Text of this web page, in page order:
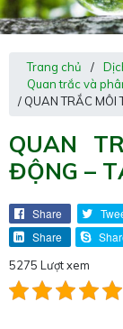
Trang chủ /
Quan trắc và
/ QUAN TRẮC MÔI
QUAN
ĐỘNG –
Share
Share
5275 Lượt xem